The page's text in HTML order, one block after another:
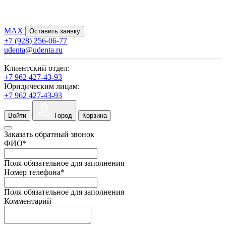
MAX Оставить заявку
+7 (928) 256-06-77
udenta@udenta.ru
Клиентский отдел:
+7 962 427-43-93
Юридическим лицам:
+7 962 427-43-93
Войти Город Корзина
Заказать обратный звонок
ФИО*
Поля обязательное для заполнения
Номер телефона*
Поля обязательное для заполнения
Комментарий